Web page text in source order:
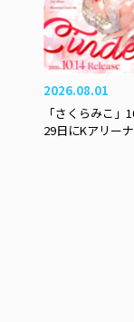
2026.08.01
「さくらみこ
29日にKアリー